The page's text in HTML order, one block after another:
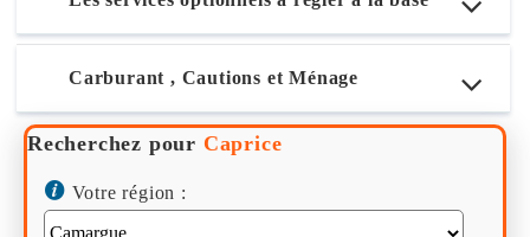
Carburant , Cautions et Ménage
Recherchez pour Caprice
Votre région :